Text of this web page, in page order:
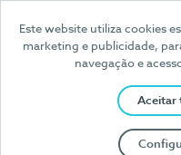
Este website utiliza cookies
marketing e publicidade,
navegação e
Aceitar